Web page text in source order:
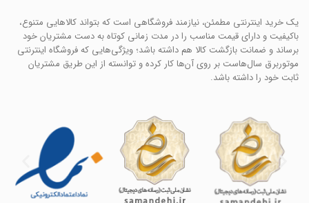
یک خرید اینترنتی مطمئن، نیازمند فروشگاهی است که بتواند کالاهایی متنوع،
باکیفیت و دارای قیمت مناسب را در مدت زمانی کوتاه به دست مشتریان خود
برساند و ضمانت بازگشت کالا هم داشته باشد؛ ویژگی‌هایی که فروشگاه اینترنتی
موتوربرق سال‌هاست بر روی آن‌ها کار کرده و توانسته از این طریق مشتریان
ثابت خود را داشته باشد.